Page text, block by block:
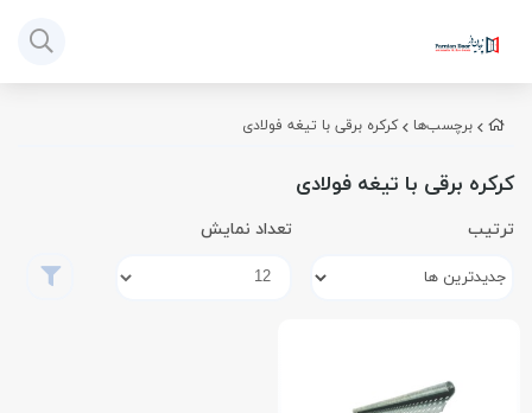
برچسب‌ها کرکره برقی با تیغه فولادی
کرکره برقی با تیغه فولادی
ترتیب تعداد نمایش